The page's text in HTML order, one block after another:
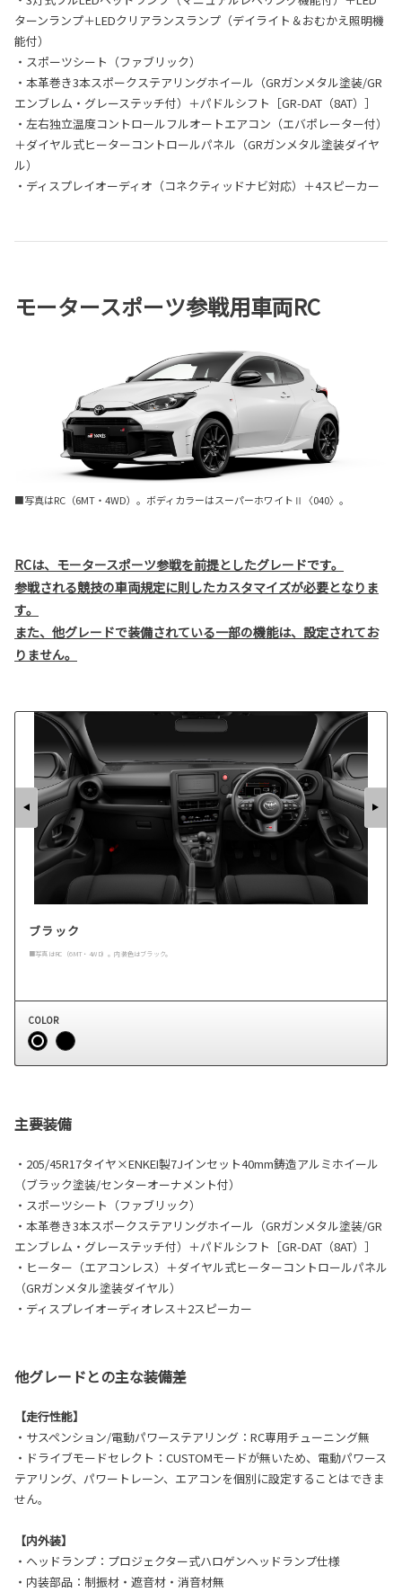
ターンランプ＋LEDクリアランスランプ（デイライト＆おむかえ照明機
能付）
・スポーツシート（ファブリック）
・本革巻き3本スポークステアリングホイール（GRガンメタル塗装/GR
エンブレム・グレーステッチ付）＋パドルシフト［GR-DAT（8AT）］
・左右独立温度コントロールフルオートエアコン（エバポレーター付）
＋ダイヤル式ヒーターコントロールパネル（GRガンメタル塗装ダイヤ
ル）
・ディスプレイオーディオ（コネクティッドナビ対応）＋4スピーカー
モータースポーツ参戦用車両RC
■写真はRC（6MT・4WD）。ボディカラーはスーパーホワイトⅡ〈040〉。
RCは、モータースポーツ参戦を前提としたグレードです。
参戦される競技の車両規定に則したカスタマイズが必要となりま
す。
また、他グレードで装備されている一部の機能は、設定されてお
りません。
ブラック
■写真はRC（6MT・4WD）。内装色はブラック。
COLOR
主要装備
・205/45R17タイヤ×ENKEI製7Jインセット40mm鋳造アルミホイール
（ブラック塗装/センターオーナメント付）
・スポーツシート（ファブリック）
・本革巻き3本スポークステアリングホイール（GRガンメタル塗装/GR
エンブレム・グレーステッチ付）＋パドルシフト［GR-DAT（8AT）］
・ヒーター（エアコンレス）＋ダイヤル式ヒーターコントロールパネル
（GRガンメタル塗装ダイヤル）
・ディスプレイオーディオレス＋2スピーカー
他グレードとの主な装備差
【走行性能】
・サスペンション/電動パワーステアリング：RC専用チューニング無
・ドライブモードセレクト：CUSTOMモードが無いため、電動パワース
テアリング、パワートレーン、エアコンを個別に設定することはできま
せん。
【内外装】
・ヘッドランプ：プロジェクター式ハロゲンヘッドランプ仕様
・内装部品：制振材・遮音材・消音材無